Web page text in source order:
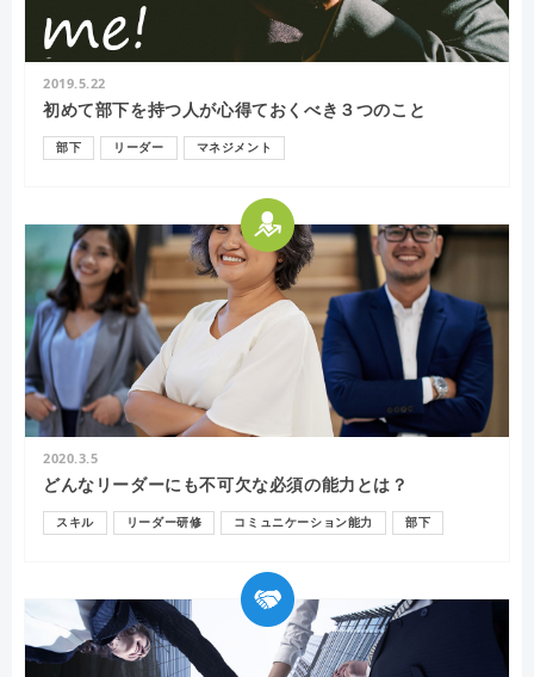
2019.5.22
初めて部下を持つ人が心得ておくべき３つのこと
部下 リーダー マネジメント
2020.3.5
どんなリーダーにも不可欠な必須の能力とは？
スキル リーダー研修 コミュニケーション能力 部下